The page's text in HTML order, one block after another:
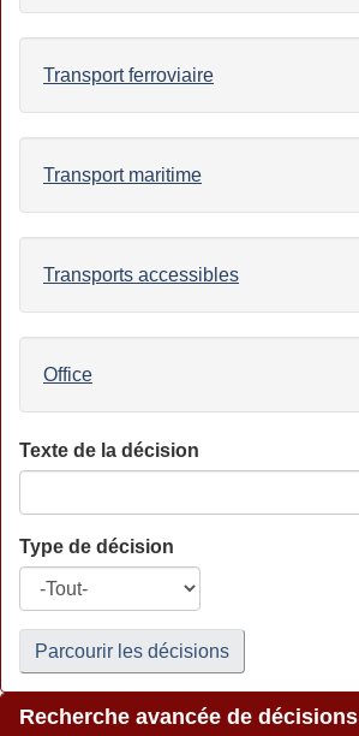
Transport ferroviaire
Transport maritime
Transports accessibles
Office
Texte de la décision
Type de décision
Parcourir les décisions
Recherche avancée de décisions